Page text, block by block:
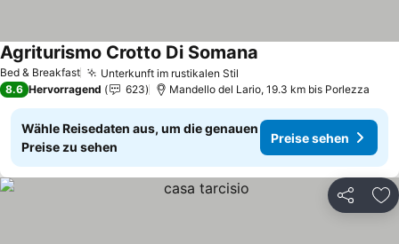
Bed & Breakfast Unterkunft im rustikalen Stil
Agriturismo Crotto Di Somana
8.6 Hervorragend 623 Mandello del Lario, 19.3 km bis Porlezza
Wähle Reisedaten aus, um die genauen
Preise zu sehen
Preise sehen
Teilen